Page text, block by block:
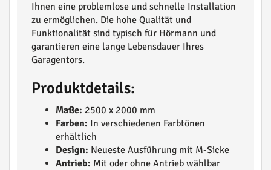
Ihnen eine problemlose und schnelle Installation
zu ermöglichen. Die hohe Qualität und
Funktionalität sind typisch für Hörmann und
garantieren eine lange Lebensdauer Ihres
Garagentors.
Produktdetails:
Maße: 2500 x 2000 mm
Farben: In verschiedenen Farbtönen
erhältlich
Design: Neueste Ausführung mit M-Sicke
Antrieb: Mit oder ohne Antrieb wählbar